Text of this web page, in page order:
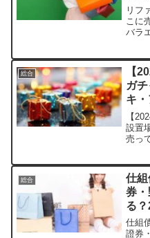
で
リフ
こに
バラ
段、
ま
総合
【
ガ
キ
で
【
設置
売っ
段、
ます
総合
仕
券・
る
仕組
證券